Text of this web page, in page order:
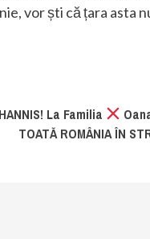
vor ști că țara asta
La Familia
TOATĂ ROMÂNIA ÎN